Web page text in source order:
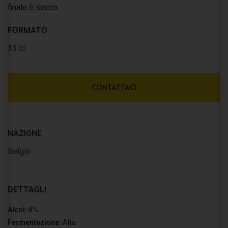
finale è secco.
FORMATO
33 cl
CONTATTACI
NAZIONE
Belgio
DETTAGLI
Alcol: 8%
Fermentazione: Alta